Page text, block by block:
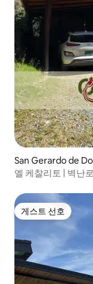
San Gerardo de
엘 케찰리토 | 벽난
게스트 선호
게스트 선호